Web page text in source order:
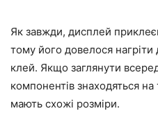
Як завжди, дисплей
тому його довелося
клей. Якщо заглянути
компонентів знаходяться
мають схожі розміри.